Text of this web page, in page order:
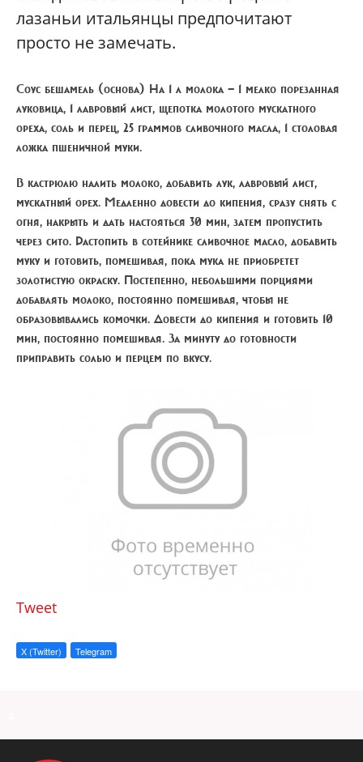
лазаньи итальянцы предпочитают
просто не замечать.
Соус бешамель (основа) На 1 л молока — 1 мелко порезанная
луковица, 1 лавровый лист, щепотка молотого мускатного
ореха, соль и перец, 25 граммов сливочного масла, 1 столовая
ложка пшеничной муки.
В кастрюлю налить молоко, добавить лук, лавровый лист,
мускатный орех. Медленно довести до кипения, сразу снять с
огня, накрыть и дать настояться 30 мин, затем пропустить
через сито. Растопить в сотейнике сливочное масло, добавить
муку и готовить, помешивая, пока мука не приобретет
золотистую окраску. Постепенно, небольшими порциями
добавлять молоко, постоянно помешивая, чтобы не
образовывались комочки. Довести до кипения и готовить 10
мин, постоянно помешивая. За минуту до готовности
приправить солью и перцем по вкусу.
Tweet
X (Twitter) Telegram